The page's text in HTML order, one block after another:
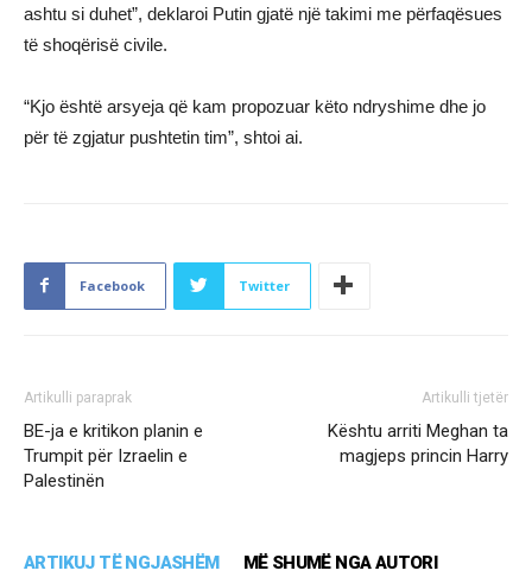
ashtu si duhet”, deklaroi Putin gjatë një takimi me përfaqësues
të shoqërisë civile.
“Kjo është arsyeja që kam propozuar këto ndryshime dhe jo
për të zgjatur pushtetin tim”, shtoi ai.
Facebook Twitter
Artikulli paraprak
BE-ja e kritikon planin e
Trumpit për Izraelin e
Palestinën
Artikulli tjetër
Kështu arriti Meghan ta
magjeps princin Harry
ARTIKUJ TË NGJASHËM MË SHUMË NGA AUTORI